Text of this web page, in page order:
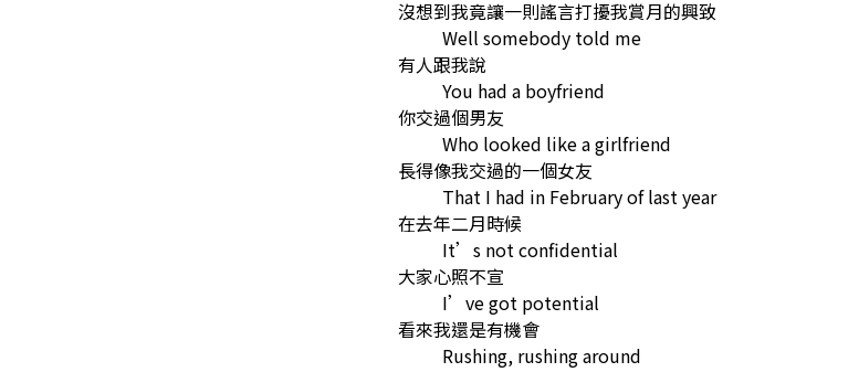
沒想到我竟讓一則謠言打擾我賞月的興致
Well somebody told me
有人跟我說
You had a boyfriend
你交過個男友
Who looked like a girlfriend
長得像我交過的一個女友
That I had in February of last year
在去年二月時候
It’s not confidential
大家心照不宣
I’ve got potential
看來我還是有機會
Rushing, rushing around